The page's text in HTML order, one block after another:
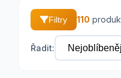
Filtry 110
Řadit: